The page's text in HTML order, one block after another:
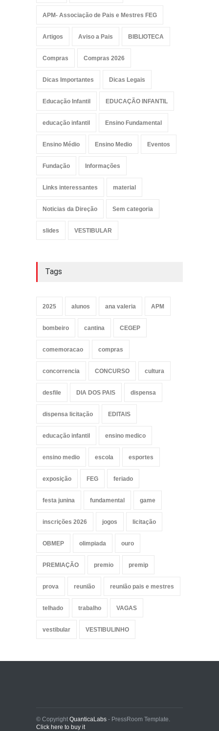
APM- Associação de Pais e Mestres FEG
Artigos Aviso a Pais BIBLIOTECA
Compras Compras 2026
Dicas Importantes Dicas Legais
Educação Infantil EDUCAÇÃO INFANTIL
educação infantil Ensino Fundamental
Ensino Médio Ensino Medio Eventos
Fundação Informações
Links interessantes material
Noticias da Direção Sem categoria
slides VESTIBULAR
Tags
2025 alunos ana valeria APM
bombeiro cantina CEGEP
comemoracao compras
concorrencia CONCURSO cultura
desfile DIA DOS PAIS dispensa
dispensa licitação EDITAIS
educação infantil ensino medico
ensino medio escola esportes
exposição FEG feriado
festa junina fundamental game
inscrições 2026 jogos licitação
OBMEP olimpiada ouro
PREMIAÇÃO premio premip
prova reunião reunião pais e mestres
telhado trabalho VAGAS
vestibular VESTIBULINHO
© Copyright QuanticaLabs - PressRoom Template.
Click here to buy it